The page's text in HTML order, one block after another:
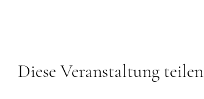
Diese Veranstaltung teilen